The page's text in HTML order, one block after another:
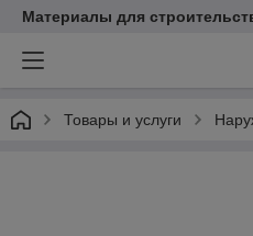
Материалы для
Товары и услуги